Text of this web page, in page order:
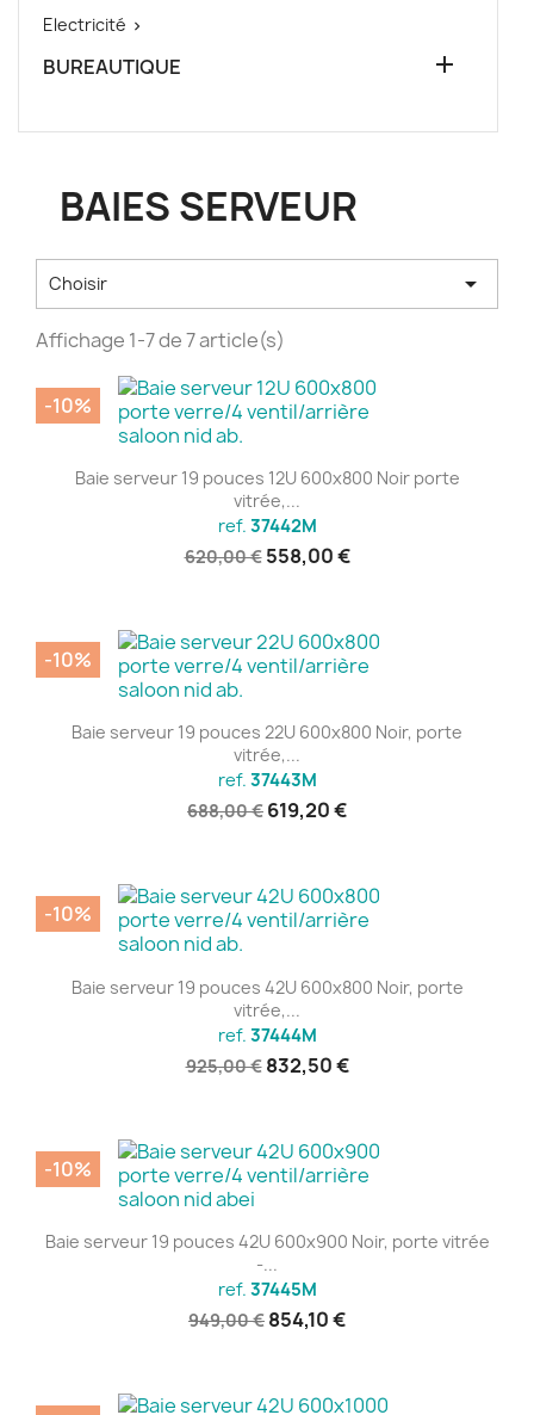
Electricité 
BUREAUTIQUE 
BAIES SERVEUR
Choisir 
Affichage 1-7 de 7 article(s)
Baie serveur 19 pouces 12U 600x800 Noir porte
vitrée,...
ref. 37442M
620,00 € 558,00 €
-10%
Baie serveur 19 pouces 22U 600x800 Noir, porte
vitrée,...
ref. 37443M
688,00 € 619,20 €
-10%
Baie serveur 19 pouces 42U 600x800 Noir, porte
vitrée,...
ref. 37444M
925,00 € 832,50 €
-10%
Baie serveur 19 pouces 42U 600x900 Noir, porte vitrée
-...
ref. 37445M
949,00 € 854,10 €
-10%